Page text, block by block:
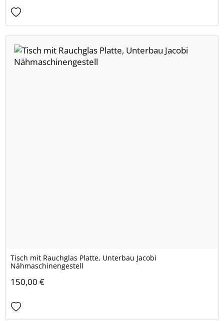
Tisch mit Rauchglas Platte, Unterbau Jacobi
Nähmaschinengestell
150,00 €